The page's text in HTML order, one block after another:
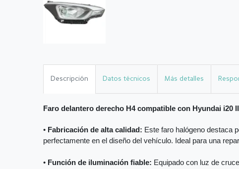
Descripción Datos técnicos Más detalles
Faro delantero derecho H4 compatible con Hyundai i20
• Fabricación de alta calidad: Este faro halógeno destaca
perfectamente en el diseño del vehículo. Ideal para una
• Función de iluminación fiable: Equipado con luz de